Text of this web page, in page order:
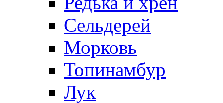
Сельдерей
Морковь
Топинамбур
Лук